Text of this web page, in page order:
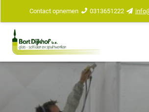
Contact opnemen 0313651222